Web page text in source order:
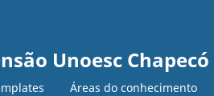
Unoesc Chapecó
Áreas do conhecimento